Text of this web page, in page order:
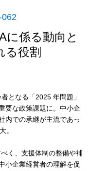
062
に係る動向と
る役割
となる「2025 年問題」
要な政策課題に。中小企
内での承継が主流であっ
。
く、支援体制の整備や補
小企業経営者の理解を促